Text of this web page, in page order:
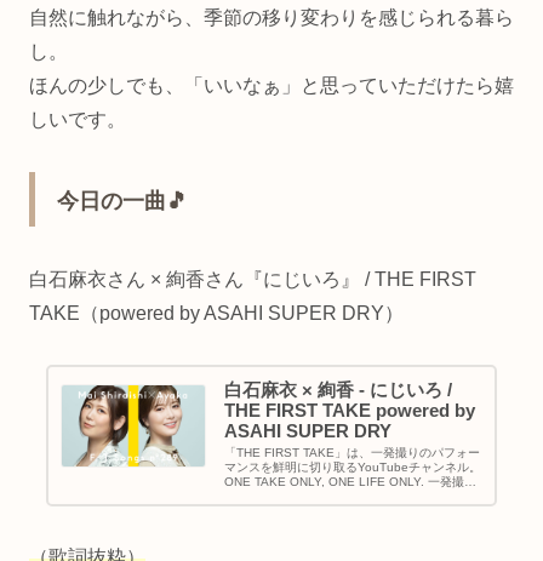
自然に触れながら、季節の移り変わりを感じられる暮ら
し。
ほんの少しでも、「いいなぁ」と思っていただけたら嬉
しいです。
今日の一曲🎵
白石麻衣さん × 絢香さん『にじいろ』 / THE FIRST
TAKE（powered by ASAHI SUPER DRY）
白石麻衣 × 絢香 - にじいろ /
THE FIRST TAKE powered by
ASAHI SUPER DRY
「THE FIRST TAKE」は、一発撮りのパフォー
マンスを鮮明に切り取るYouTubeチャンネル。
ONE TAKE ONLY, ONE LIFE ONLY. 一発撮り